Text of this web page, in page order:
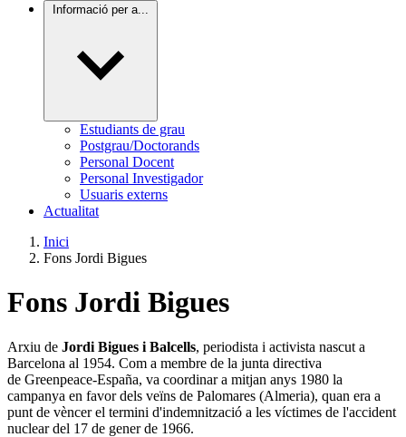
Informació per a...
Estudiants de grau
Postgrau/Doctorands
Personal Docent
Personal Investigador
Usuaris externs
Actualitat
Inici
Fons Jordi Bigues
Fons Jordi Bigues
Arxiu de Jordi Bigues i Balcells, periodista i activista nascut a
Barcelona al 1954. Com a membre de la junta directiva
de Greenpeace-España, va coordinar a mitjan anys 1980 la
campanya en favor dels veïns de Palomares (Almeria), quan era a
punt de vèncer el termini d'indemnització a les víctimes de l'accident
nuclear del 17 de gener de 1966.